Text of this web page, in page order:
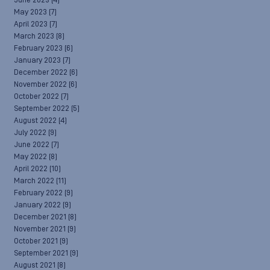
May 2023 (7)
April 2023 (7)
March 2023 (8)
February 2023 (6)
January 2023 (7)
December 2022 (6)
November 2022 (6)
October 2022 (7)
September 2022 (5)
August 2022 (4)
July 2022 (9)
June 2022 (7)
May 2022 (8)
April 2022 (10)
March 2022 (11)
February 2022 (9)
January 2022 (9)
December 2021 (8)
November 2021 (9)
October 2021 (9)
September 2021 (9)
August 2021 (8)